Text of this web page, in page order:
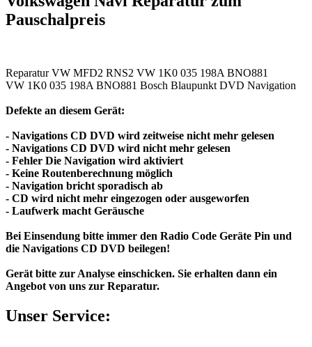
Pauschalpreis
Reparatur VW MFD2 RNS2 VW 1K0 035 198A BNO881
VW 1K0 035 198A BNO881 Bosch Blaupunkt DVD Navigation
Defekte an diesem Gerät:
- Navigations CD DVD wird zeitweise nicht mehr gelesen
- Navigations CD DVD wird nicht mehr gelesen
- Fehler Die Navigation wird aktiviert
- Keine Routenberechnung möglich
- Navigation bricht sporadisch ab
- CD wird nicht mehr eingezogen oder ausgeworfen
- Laufwerk macht Geräusche
Bei Einsendung bitte immer den Radio Code Geräte Pin und
die Navigations CD DVD beilegen!
Gerät bitte zur Analyse einschicken. Sie erhalten dann ein
Angebot von uns zur Reparatur.
Unser Service: